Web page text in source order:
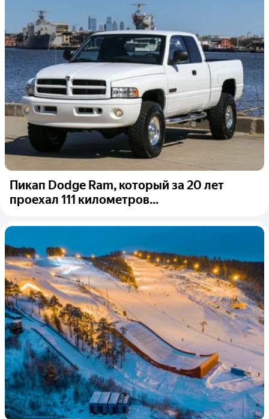
Пикап Dodge Ram, который за 20 лет
проехал 111 километров...